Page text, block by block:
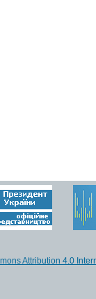
Attribution 4.0